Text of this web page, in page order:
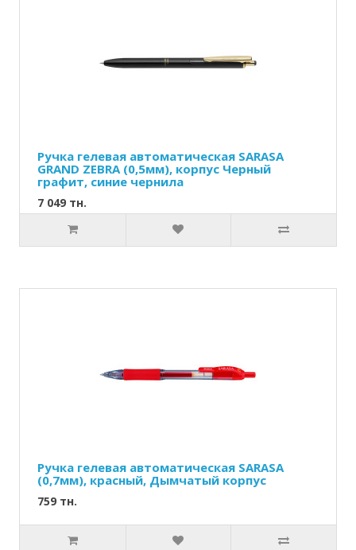
Ручка гелевая автоматическая SARASA
GRAND ZEBRA (0,5мм), корпус Черный
графит, синие чернила
7 049 тн.
Ручка гелевая автоматическая SARASA
(0,7мм), красный, Дымчатый корпус
759 тн.